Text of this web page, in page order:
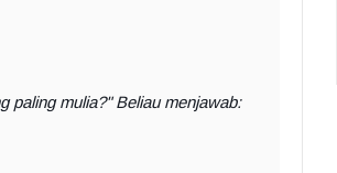
paling mulia?" Beliau menjawab: